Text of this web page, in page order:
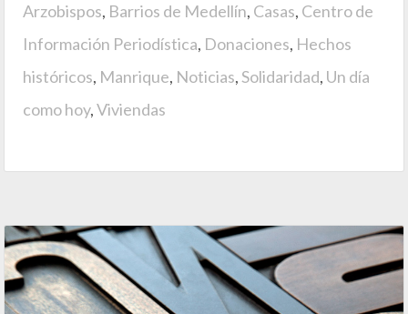
Arzobispos, Barrios de Medellín, Casas, Centro de
Información Periodística, Donaciones, Hechos
históricos, Manrique, Noticias,Solidaridad, Un día
como hoy,Viviendas